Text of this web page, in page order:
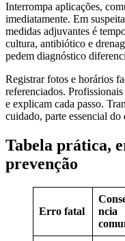
Interrompa aplicações,
imediatamente. Em
medidas adjuvantes é
cultura, antibiótico e
pedem diagnóstico
Registrar fotos e horários
referenciados.
e explicam cada passo.
cuidado, parte essencial do
Tabela prática,
prevenção
Erro fatal
ncia